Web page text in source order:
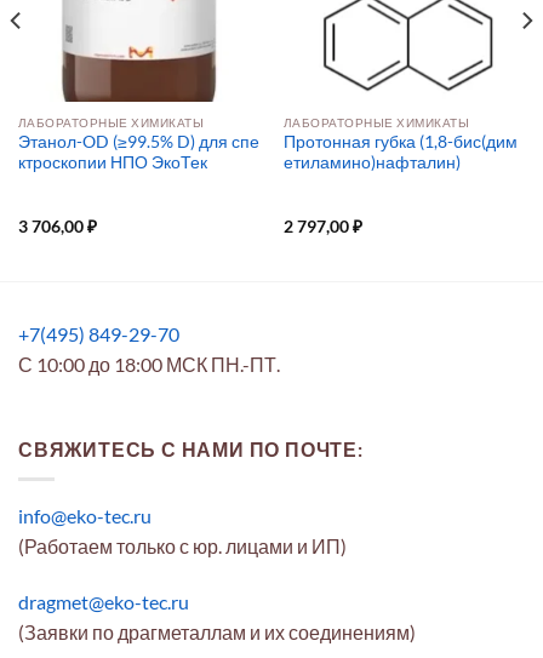
ЛАБОРАТОРНЫЕ ХИМИКАТЫ
Этанол-OD (≥99.5% D) для спе
ктроскопии НПО ЭкоТек
3 706,00₽
ЛАБОРАТОРНЫЕ ХИМИКАТЫ
Протонная губка (1,8-бис(дим
етиламино)нафталин)
2 797,00₽
+7(495) 849-29-70
С 10:00 до 18:00 МСК ПН.-ПТ.
СВЯЖИТЕСЬ С НАМИ ПО ПОЧТЕ:
info@eko-tec.ru
(Работаем только с юр. лицами и ИП)
dragmet@eko-tec.ru
(Заявки по драгметаллам и их соединениям)